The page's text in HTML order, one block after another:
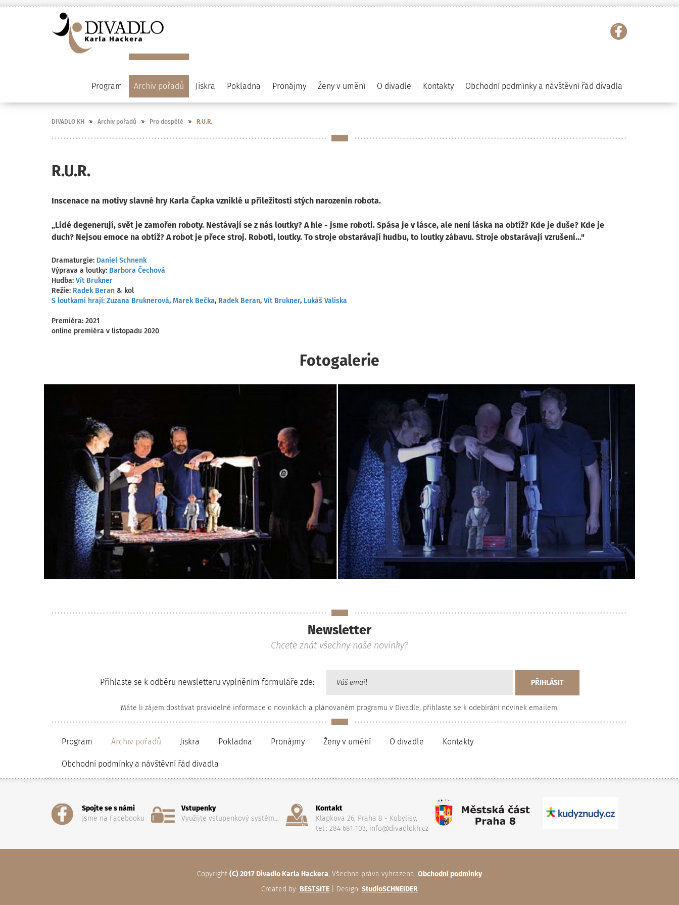
Program Archiv pořadů Jiskra Pokladna Pronájmy Ženy v umění O divadle Kontakty Obchodní podmínky a návštěvní řád divadla
DIVADLO KH Archiv pořadů Pro dospělé R.U.R.
R.U.R.
Inscenace na motivy slavné hry Karla Čapka vzniklé u příležitosti stých narozenin robota.
„Lidé degenerují, svět je zamořen roboty. Nestávají se z nás loutky? A hle - jsme roboti. Spása je v lásce, ale není láska na obtíž? Kde je duše? Kde je
duch? Nejsou emoce na obtíž? A robot je přece stroj. Roboti, loutky. To stroje obstarávají hudbu, to loutky zábavu. Stroje obstarávají vzrušení..."
Dramaturgie: Daniel Schnenk
Výprava a loutky: Barbora Čechová
Hudba: Vít Brukner
Režie: Radek Beran & kol
S loutkami hrají: Zuzana Bruknerová, Marek Bečka, Radek Beran, Vít Brukner, Lukáš Valiska
Premiéra: 2021
online premiéra v listopadu 2020
Fotogalerie
Newsletter
Chcete znát všechny naše novinky?
Přihlaste se k odběru newsletteru vyplněním formuláře zde:
Máte li zájem dostávat pravidelné informace o novinkách a plánovaném programu v Divadle, přihlaste se k odebírání novinek emailem.
Program Archiv pořadů Jiskra Pokladna Pronájmy Ženy v umění O divadle Kontakty
Obchodní podmínky a návštěvní řád divadla
Spojte se s námi
Jsme na Facebooku
Vstupenky
Využijte vstupenkový systém...
Kontakt
Klapkova 26, Praha 8 - Kobylisy,
tel.: 284 681 103, info@divadlokh.cz
Copyright (C) 2017 Divadlo Karla Hackera, Všechna práva vyhrazena, Obchodní podmínky
Created by: BESTSITE | Design: StudioSCHNEIDER